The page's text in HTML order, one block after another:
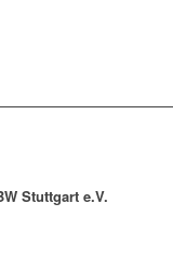
Stuttgart e.V.